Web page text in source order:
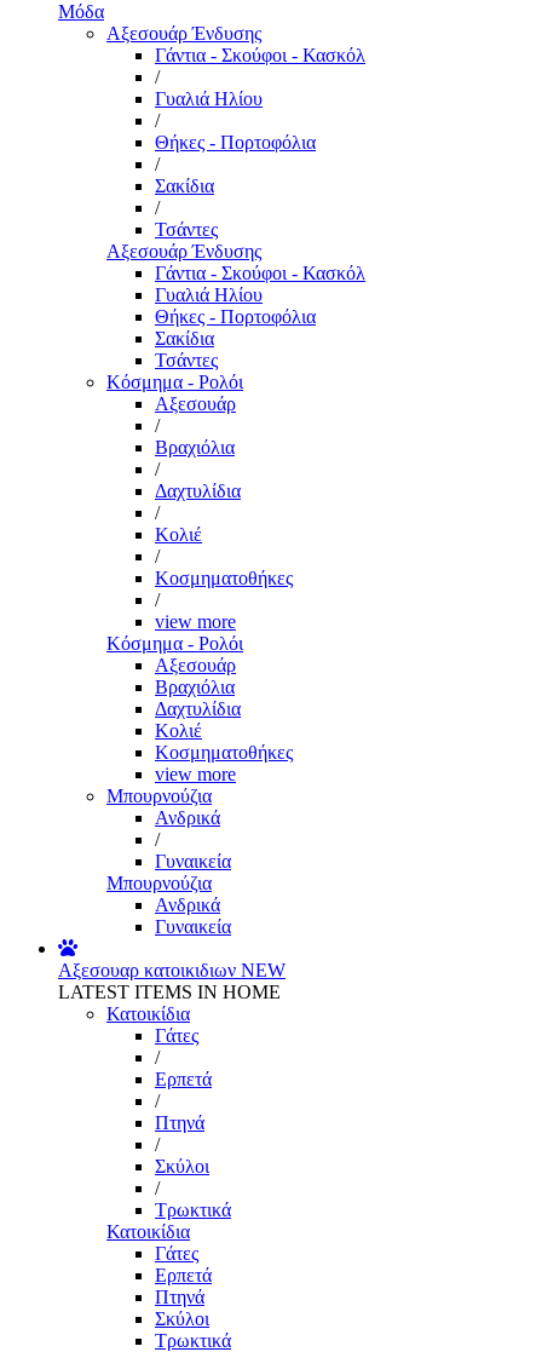
Μόδα
Αξεσουάρ Ένδυσης
Γάντια - Σκούφοι - Κασκόλ
/
Γυαλιά Ηλίου
/
Θήκες - Πορτοφόλια
/
Σακίδια
/
Τσάντες
Αξεσουάρ Ένδυσης
Γάντια - Σκούφοι - Κασκόλ
Γυαλιά Ηλίου
Θήκες - Πορτοφόλια
Σακίδια
Τσάντες
Κόσμημα - Ρολόι
Αξεσουάρ
/
Βραχιόλια
/
Δαχτυλίδια
/
Κολιέ
/
Κοσμηματοθήκες
/
view more
Κόσμημα - Ρολόι
Αξεσουάρ
Βραχιόλια
Δαχτυλίδια
Κολιέ
Κοσμηματοθήκες
view more
Μπουρνούζια
Ανδρικά
/
Γυναικεία
Μπουρνούζια
Ανδρικά
Γυναικεία
Αξεσουαρ κατοικιδιων NEW
LATEST ITEMS IN HOME
Κατοικίδια
Γάτες
/
Ερπετά
/
Πτηνά
/
Σκύλοι
/
Τρωκτικά
Κατοικίδια
Γάτες
Ερπετά
Πτηνά
Σκύλοι
Τρωκτικά